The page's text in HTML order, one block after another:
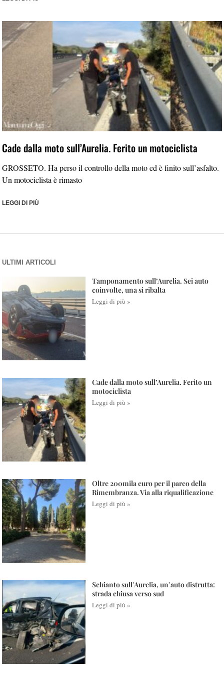
Cade dalla moto sull’Aurelia. Ferito un motociclista
GROSSETO. Ha perso il controllo della moto ed è finito sull’asfalto.
Un motociclista è rimasto
LEGGI DI PIÙ
ULTIMI ARTICOLI
Tamponamento sull’Aurelia. Sei auto
coinvolte, una si ribalta
Leggi di più »
Cade dalla moto sull’Aurelia. Ferito un
motociclista
Leggi di più »
Oltre 200mila euro per il parco della
Rimembranza. Via alla riqualificazione
Leggi di più »
Schianto sull’Aurelia, un’auto distrutta:
strada chiusa verso sud
Leggi di più »